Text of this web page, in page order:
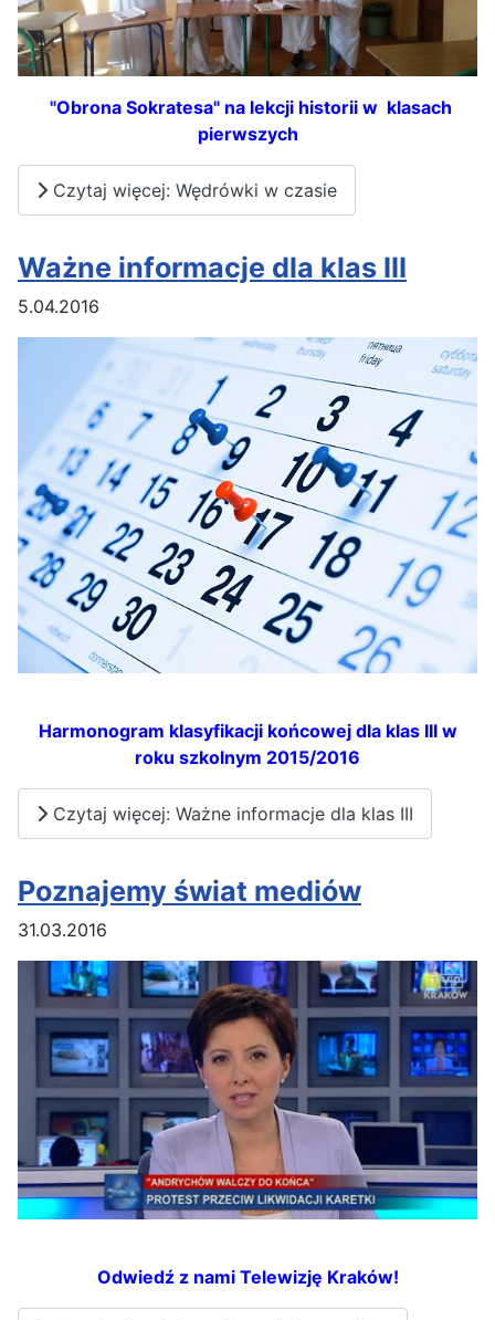
"Obrona Sokratesa" na lekcji historii w klasach
pierwszych
Czytaj więcej: Wędrówki w czasie
Ważne informacje dla klas III
5.04.2016
Harmonogram klasyfikacji końcowej dla klas III w
roku szkolnym 2015/2016
Czytaj więcej: Ważne informacje dla klas III
Poznajemy świat mediów
31.03.2016
Odwiedź z nami Telewizję Kraków!